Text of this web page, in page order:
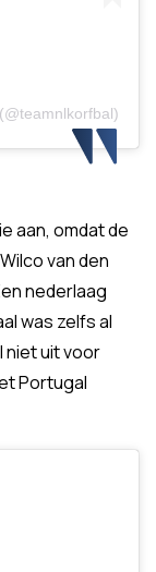
aan, omdat de
van den
nederlaag
was zelfs al
niet uit voor
Portugal